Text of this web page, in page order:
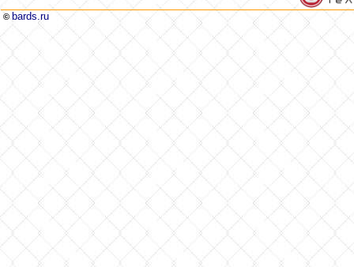
© bards.ru